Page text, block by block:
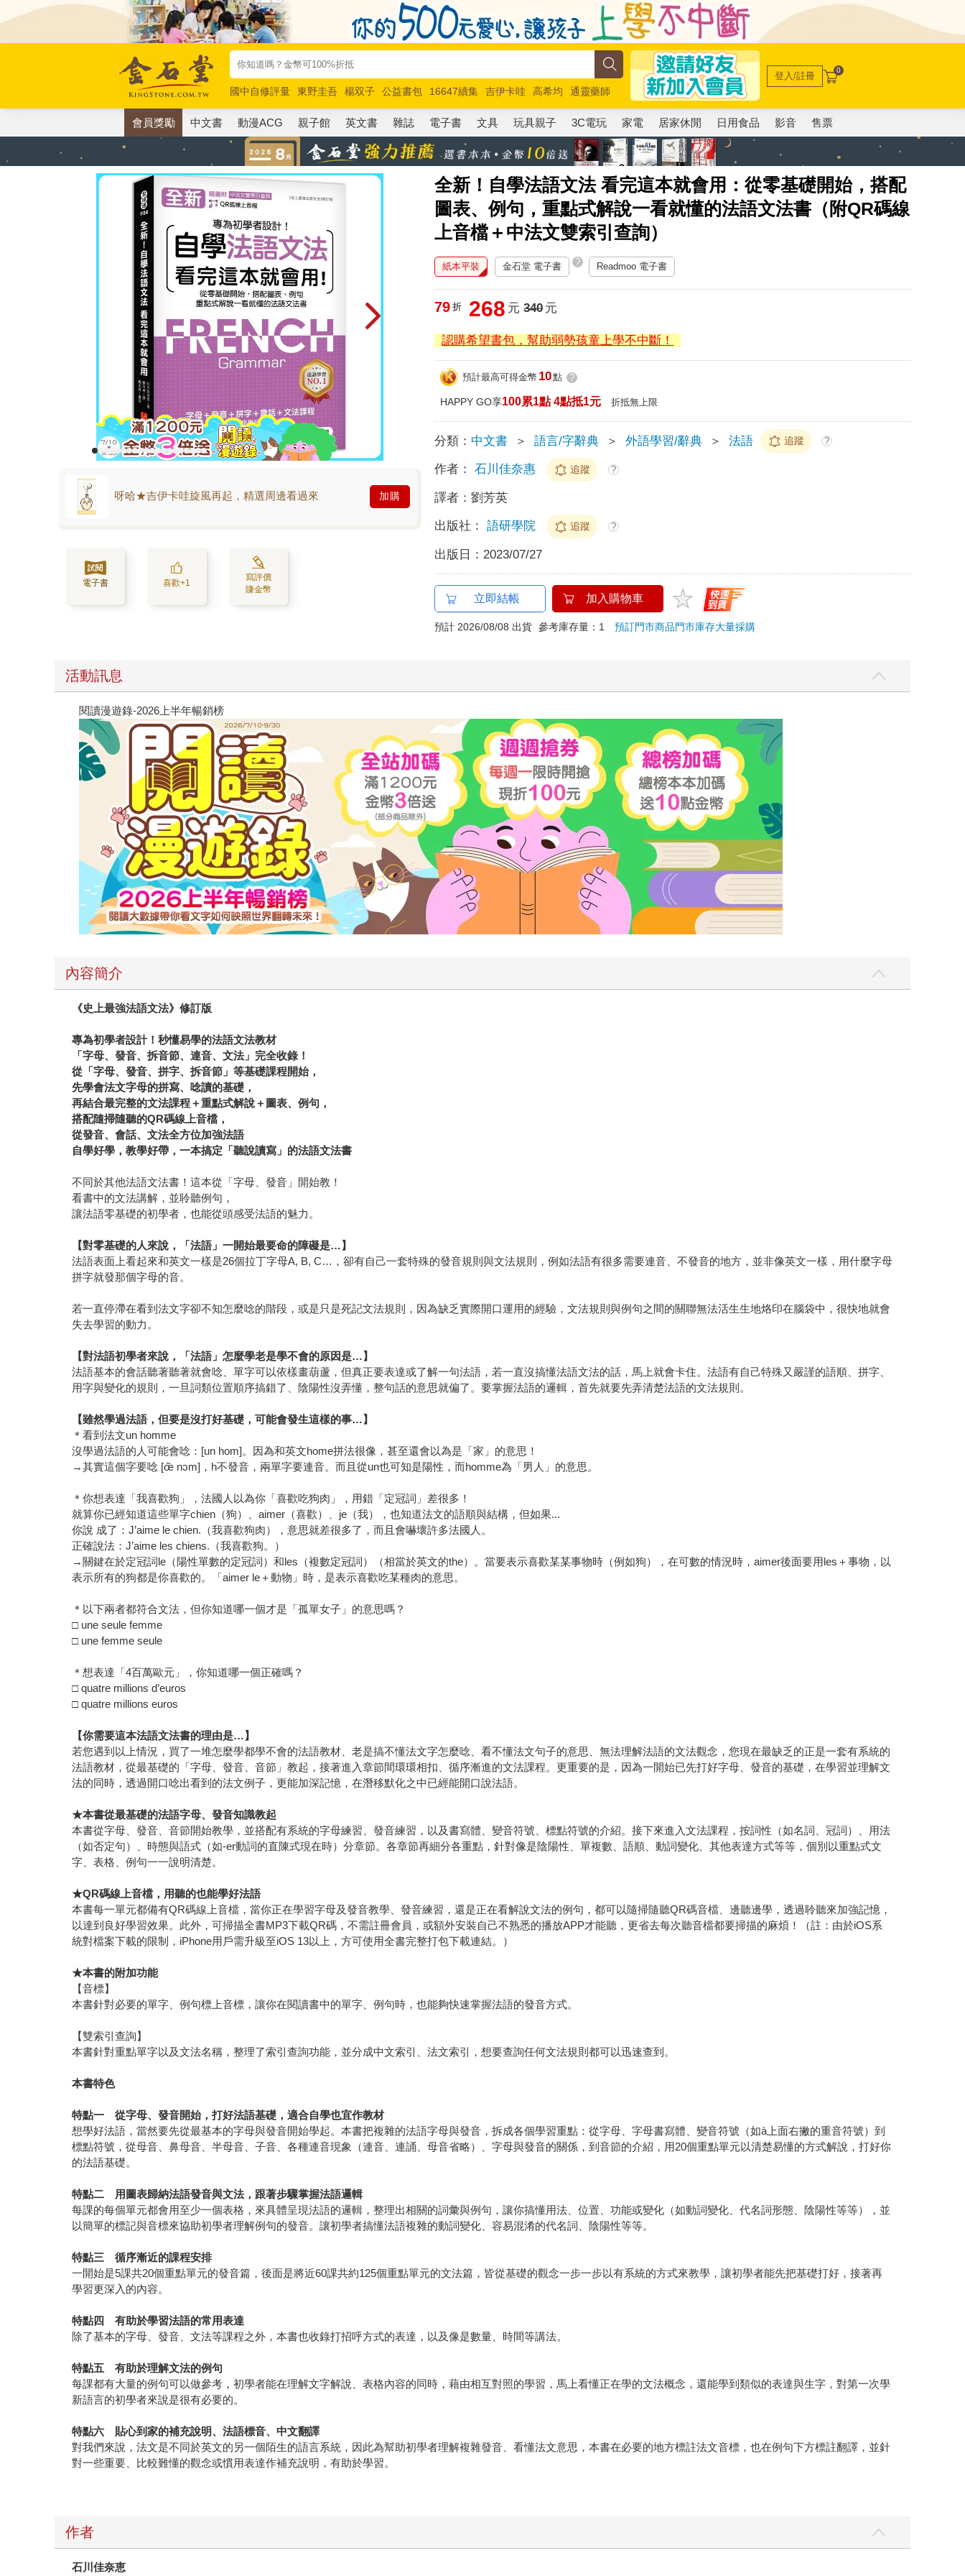
國中自修評量 東野圭吾 楊双子 公益書包 16647續集 吉伊卡哇 高希均
通靈藥師
唯紅花綻放
奧德賽 路邊攤新作 馬斯克 玩具總動員5 超慢跑
登入/註冊 0
會員獎勵 中文書 動漫ACG 親子館 英文書 雜誌 電子書 文具 玩具親子 3C電玩 家電 居家休閒 日用食品 影音 售票
全新！自學法語文法 看完這本就會用：從零基礎開始，搭配
圖表、例句，重點式解說一看就懂的法語文法書（附QR碼線
上音檔＋中法文雙索引查詢）
呀哈★吉伊卡哇旋風再起，精選周邊看過來 加購
電子書 喜歡+1
寫評價
賺金幣
紙本平裝 金石堂 電子書 ? Readmoo 電子書
79 折 268 元 340元
認購希望書包，幫助弱勢孩童上學不中斷！
預計最高可得金幣 10點 ?
HAPPY GO享100累1點 4點抵1元 折抵無上限
分類： 中文書 ＞ 語言/字辭典 ＞ 外語學習/辭典 ＞ 法語 追蹤 ?
作者： 石川佳奈惠 追蹤 ?
譯者：劉芳英
出版社： 語研學院 追蹤 ?
出版日： 2023/07/27
立即結帳 加入購物車
預計 2026/08/08 出貨 參考庫存量：1預訂門市商品門市庫存大量採購
活動訊息
閱讀漫遊錄-2026上半年暢銷榜
內容簡介
《史上最強法語文法》修訂版
專為初學者設計！秒懂易學的法語文法教材
「字母、發音、拆音節、連音、文法」完全收錄！
從「字母、發音、拼字、拆音節」等基礎課程開始，
先學會法文字母的拼寫、唸讀的基礎，
再結合最完整的文法課程＋重點式解說＋圖表、例句，
搭配隨掃隨聽的QR碼線上音檔，
從發音、會話、文法全方位加強法語
自學好學，教學好帶，一本搞定「聽說讀寫」的法語文法書
不同於其他法語文法書！這本從「字母、發音」開始教！
看書中的文法講解，並聆聽例句，
讓法語零基礎的初學者，也能從頭感受法語的魅力。
【對零基礎的人來說，「法語」一開始最要命的障礙是…】
法語表面上看起來和英文一樣是26個拉丁字母A, B, C…，卻有自己一套特殊的發音規則與文法規則，例如法語有很多需要連音、不發音的地方，並非像英文一樣，用什麼字母
拼字就發那個字母的音。
若一直停滯在看到法文字卻不知怎麼唸的階段，或是只是死記文法規則，因為缺乏實際開口運用的經驗，文法規則與例句之間的關聯無法活生生地烙印在腦袋中，很快地就會
失去學習的動力。
【對法語初學者來說，「法語」怎麼學老是學不會的原因是…】
法語基本的會話聽著聽著就會唸、單字可以依樣畫葫蘆，但真正要表達或了解一句法語，若一直沒搞懂法語文法的話，馬上就會卡住。法語有自己特殊又嚴謹的語順、拼字、
用字與變化的規則，一旦詞類位置順序搞錯了、陰陽性沒弄懂，整句話的意思就偏了。要掌握法語的邏輯，首先就要先弄清楚法語的文法規則。
【雖然學過法語，但要是沒打好基礎，可能會發生這樣的事…】
＊看到法文un homme
沒學過法語的人可能會唸：[un hom]。因為和英文home拼法很像，甚至還會以為是「家」的意思！
→其實這個字要唸 [œ̃ nɔm]，h不發音，兩單字要連音。而且從un也可知是陽性，而homme為「男人」的意思。
＊你想表達「我喜歡狗」，法國人以為你「喜歡吃狗肉」，用錯「定冠詞」差很多！
就算你已經知道這些單字chien（狗）、aimer（喜歡）、je（我），也知道法文的語順與結構，但如果...
你說 成了：J’aime le chien.（我喜歡狗肉），意思就差很多了，而且會嚇壞許多法國人。
正確說法：J’aime les chiens.（我喜歡狗。）
→關鍵在於定冠詞le（陽性單數的定冠詞）和les（複數定冠詞）（相當於英文的the）。當要表示喜歡某某事物時（例如狗），在可數的情況時，aimer後面要用les＋事物，以
表示所有的狗都是你喜歡的。「aimer le＋動物」時，是表示喜歡吃某種肉的意思。
＊以下兩者都符合文法，但你知道哪一個才是「孤單女子」的意思嗎？
□ une seule femme
□ une femme seule
＊想表達「4百萬歐元」，你知道哪一個正確嗎？
□ quatre millions d’euros
□ quatre millions euros
【你需要這本法語文法書的理由是…】
若您遇到以上情況，買了一堆怎麼學都學不會的法語教材、老是搞不懂法文字怎麼唸、看不懂法文句子的意思、無法理解法語的文法觀念，您現在最缺乏的正是一套有系統的
法語教材，從最基礎的「字母、發音、音節」教起，接著進入章節間環環相扣、循序漸進的文法課程。更重要的是，因為一開始已先打好字母、發音的基礎，在學習並理解文
法的同時，透過開口唸出看到的法文例子，更能加深記憶，在潛移默化之中已經能開口說法語。
★本書從最基礎的法語字母、發音知識教起
本書從字母、發音、音節開始教學，並搭配有系統的字母練習、發音練習，以及書寫體、變音符號、標點符號的介紹。接下來進入文法課程，按詞性（如名詞、冠詞）、用法
（如否定句）、時態與語式（如-er動詞的直陳式現在時）分章節。各章節再細分各重點，針對像是陰陽性、單複數、語順、動詞變化、其他表達方式等等，個別以重點式文
字、表格、例句一一說明清楚。
★QR碼線上音檔，用聽的也能學好法語
本書每一單元都備有QR碼線上音檔，當你正在學習字母及發音教學、發音練習，還是正在看解說文法的例句，都可以隨掃隨聽QR碼音檔、邊聽邊學，透過聆聽來加強記憶，
以達到良好學習效果。此外，可掃描全書MP3下載QR碼，不需註冊會員，或額外安裝自己不熟悉的播放APP才能聽，更省去每次聽音檔都要掃描的麻煩！（註：由於iOS系
統對檔案下載的限制，iPhone用戶需升級至iOS 13以上，方可使用全書完整打包下載連結。）
★本書的附加功能
【音標】
本書針對必要的單字、例句標上音標，讓你在閱讀書中的單字、例句時，也能夠快速掌握法語的發音方式。
【雙索引查詢】
本書針對重點單字以及文法名稱，整理了索引查詢功能，並分成中文索引、法文索引，想要查詢任何文法規則都可以迅速查到。
本書特色
特點一 從字母、發音開始，打好法語基礎，適合自學也宜作教材
想學好法語，當然要先從最基本的字母與發音開始學起。本書把複雜的法語字母與發音，拆成各個學習重點：從字母、字母書寫體、變音符號（如à上面右撇的重音符號）到
標點符號，從母音、鼻母音、半母音、子音、各種連音現象（連音、連誦、母音省略）、字母與發音的關係，到音節的介紹，用20個重點單元以清楚易懂的方式解說，打好你
的法語基礎。
特點二 用圖表歸納法語發音與文法，跟著步驟掌握法語邏輯
每課的每個單元都會用至少一個表格，來具體呈現法語的邏輯，整理出相關的詞彙與例句，讓你搞懂用法、位置、功能或變化（如動詞變化、代名詞形態、陰陽性等等），並
以簡單的標記與音標來協助初學者理解例句的發音。讓初學者搞懂法語複雜的動詞變化、容易混淆的代名詞、陰陽性等等。
特點三 循序漸近的課程安排
一開始是5課共20個重點單元的發音篇，後面是將近60課共約125個重點單元的文法篇，皆從基礎的觀念一步一步以有系統的方式來教學，讓初學者能先把基礎打好，接著再
學習更深入的內容。
特點四 有助於學習法語的常用表達
除了基本的字母、發音、文法等課程之外，本書也收錄打招呼方式的表達，以及像是數量、時間等講法。
特點五 有助於理解文法的例句
每課都有大量的例句可以做參考，初學者能在理解文字解說、表格內容的同時，藉由相互對照的學習，馬上看懂正在學的文法概念，還能學到類似的表達與生字，對第一次學
新語言的初學者來說是很有必要的。
特點六 貼心到家的補充說明、法語標音、中文翻譯
對我們來說，法文是不同於英文的另一個陌生的語言系統，因此為幫助初學者理解複雜發音、看懂法文意思，本書在必要的地方標註法文音標，也在例句下方標註翻譯，並針
對一些重要、比較難懂的觀念或慣用表達作補充說明，有助於學習。
作者
石川佳奈恵